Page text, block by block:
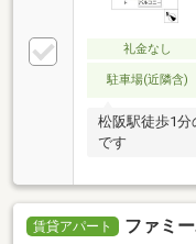
礼金なし
駐車場(近隣含)
松阪駅徒歩1
です
賃貸アパート ファミ